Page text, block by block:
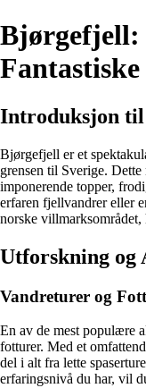
Bjørgefjell:
Introduksjon
Bjørgefjell er et
grensen til Sverige.
imponerende topper,
erfaren fjellvandrer eller
norske
Utforskning
Vandreturer og
En av de mest populære
fotturer. Med et
del i alt fra lette
erfaringsnivå du har, vil